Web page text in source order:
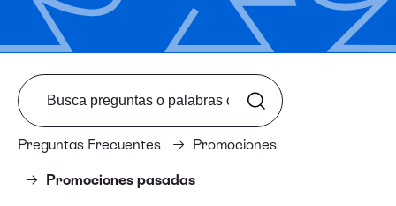
Preguntas Frecuentes Promociones
Promociones pasadas
Search from FAQ